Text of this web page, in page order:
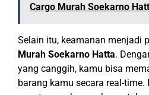
Cargo Murah Soekarno
Selain itu, keamanan menjadi
Murah Soekarno Hatta.
yang canggih, kamu bisa
barang kamu secara real-